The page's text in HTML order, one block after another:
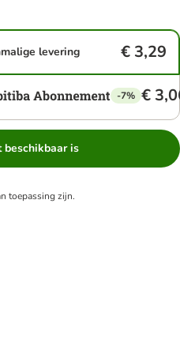
levering € 3,29
-7% €
beschikbaar is
toepassing zijn.